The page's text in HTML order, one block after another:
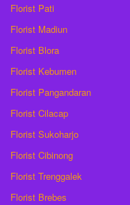
Florist Pati
Florist Madiun
Florist Blora
Florist Kebumen
Florist Pangandaran
Florist Cilacap
Florist Sukoharjo
Florist Cibinong
Florist Trenggalek
Florist Brebes